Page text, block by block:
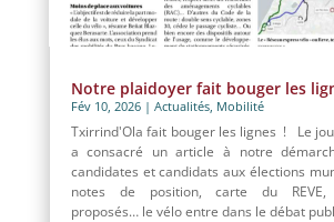
Notre plaidoyer fait bouger les
Fév 10, 2026| Actualités, Mobilité
Txirrind'Ola fait bouger les lignes ! Le
a consacré un article à notre
candidates et candidats aux élections
notes de position, carte du REVE,
proposés… le vélo entre dans le débat